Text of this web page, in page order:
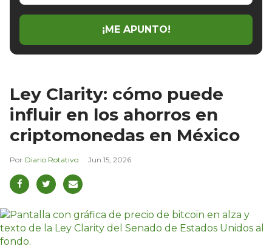
email
¡ME APUNTO!
Ley Clarity: cómo puede
influir en los ahorros en
criptomonedas en México
Diario Rotativo Jun 15, 2026